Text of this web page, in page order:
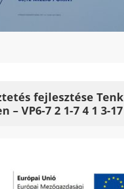
fejlesztése Tenk
– VP6-7 2 1-7 4 1 3-17